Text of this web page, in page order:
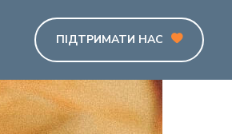
ПІДТРИМАТИ НАС